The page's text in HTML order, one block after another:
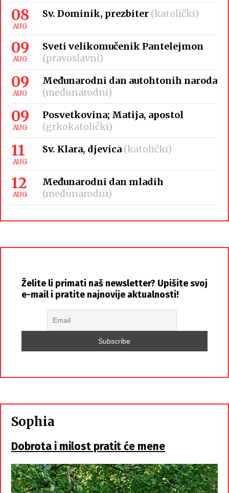
08
AUG
Sv. Dominik, prezbiter (katolički)
09
AUG
Sveti velikomučenik Pantelejmon
(pravoslavni)
09
AUG
Međunarodni dan autohtonih naroda
(međunarodni)
09
AUG
Posvetkovina; Matija, apostol
(grkokatolički)
11
AUG
Sv. Klara, djevica (katolički)
12
AUG
Međunarodni dan mladih
(međunarodni)
Želite li primati naš newsletter? Upišite svoj
e-mail i pratite najnovije aktualnosti!
Sophia
Dobrota i milost pratit će mene